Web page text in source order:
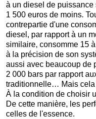
à un diesel de
1 500 euros de moins.
contrepartie d'une
diesel, par rapport à un
similaire, consomme 15
à la précision de son
aussi avec beaucoup de
2 000 bars par rapport
traditionnelle… Mais cela
À la condition de choisir
De cette manière, les
celles de l'essence.